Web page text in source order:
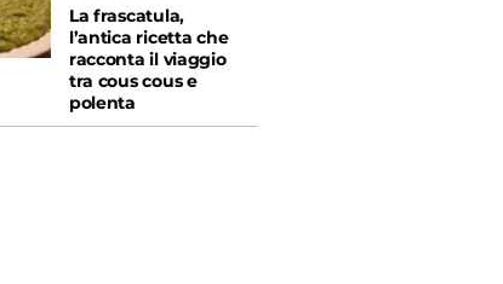
La frascatula,
l’antica ricetta che
racconta il viaggio
tra cous cous e
polenta